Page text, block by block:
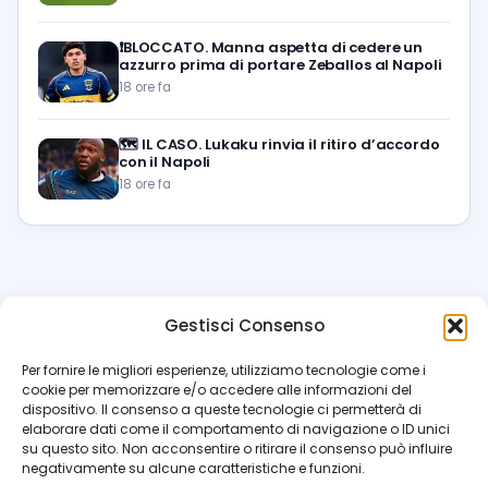
Gestisci Consenso
Per fornire le migliori esperienze, utilizziamo tecnologie come i
cookie per memorizzare e/o accedere alle informazioni del
dispositivo. Il consenso a queste tecnologie ci permetterà di
elaborare dati come il comportamento di navigazione o ID unici
su questo sito. Non acconsentire o ritirare il consenso può influire
negativamente su alcune caratteristiche e funzioni.
❗️BLOCCATO. Manna aspetta di cedere un
azzurro prima di portare Zeballos al Napoli
18 ore fa
🗺️ IL CASO. Lukaku rinvia il ritiro d’accordo
con il Napoli
18 ore fa
azzurrissimo.it
Il blog di riferimento per i tifosi del Napoli. News, interviste,
pagelle e calciomercato. Testata giornalistica registrata
al Tribunale di Napoli (n. 48 dell’08/10/2012). Direttore Luca
Perillo